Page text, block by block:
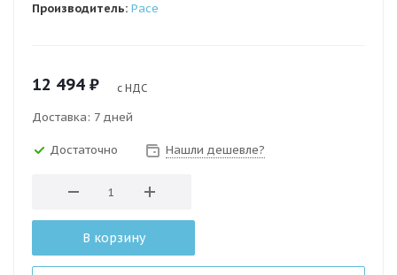
Производитель: Pace
12 494 ₽ с НДС
Доставка: 7 дней
Достаточно Нашли дешевле?
В корзину